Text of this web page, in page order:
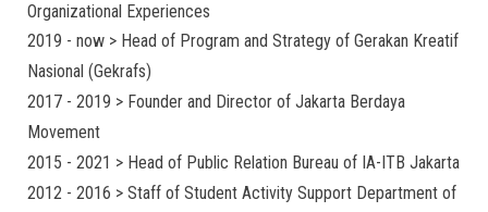
Organizational Experiences
2019 - now > Head of Program and Strategy of Gerakan Kreatif
Nasional (Gekrafs)
2017 - 2019 > Founder and Director of Jakarta Berdaya
Movement
2015 - 2021 > Head of Public Relation Bureau of IA-ITB Jakarta
2012 - 2016 > Staff of Student Activity Support Department of